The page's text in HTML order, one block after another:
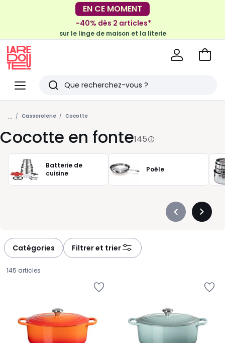
EN CE MOMENT
-30€ tous les 100€*
-40% dès 2 articles*
sur le linge de maison et la literie
Menu
Redoute
Rechercher
Derniers
articles
vus
Voir
... Casserolerie Cocotte
Cocotte en fonte145
Batterie de
cuisine
Poêle
Précédent
Catégories Filtrer et trier
145 articles